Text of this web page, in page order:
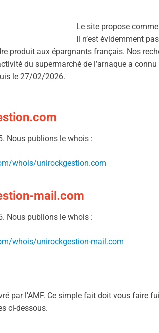
Le site propose
Il n’est évidemment
produit aux épargnants français. Nos
du supermarché de l’arnaque a
le 27/02/2026.
Nous publions le whois :
whois/unirockgestion.com
mail.com
Nous publions le whois :
whois/unirockgestion-mail.com
par l’AMF. Ce simple fait doit vous faire
ci-dessous.